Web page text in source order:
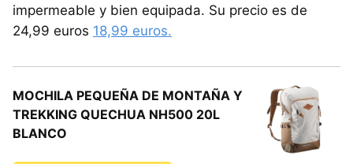
impermeable y bien equipada. Su precio es de
24,99 euros 18,99 euros.
MOCHILA PEQUEÑA DE MONTAÑA Y
TREKKING QUECHUA NH500 20L
BLANCO